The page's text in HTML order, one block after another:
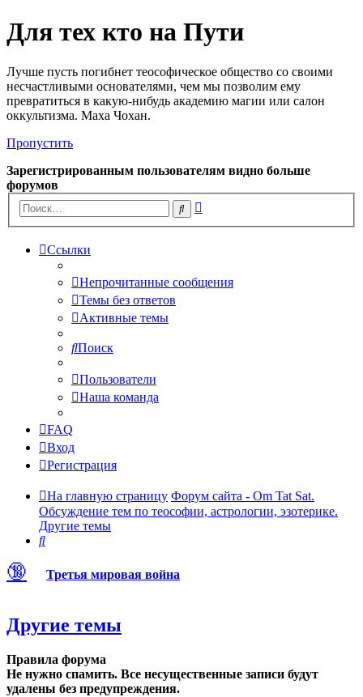
Для тех кто на Пути
Лучше пусть погибнет теософическое общество со своими
несчастливыми основателями, чем мы позволим ему
превратиться в какую-нибудь академию магии или салон
оккультизма. Маха Чохан.
Пропустить
Зарегистрированным пользователям видно больше
форумов
Поиск
Ссылки
Непрочитанные сообщения
Темы без ответов
Активные темы
Поиск
Пользователи
Наша команда
FAQ
Вход
Регистрация
На главную страницу Форум сайта - Om Tat Sat.
Обсуждение тем по теософии, астрологии, эзотерике.
Другие темы
Поиск
🔞 Третья мировая война
Другие темы
Правила форума
Не нужно спамить. Все несущественные записи будут
удалены без предупреждения.